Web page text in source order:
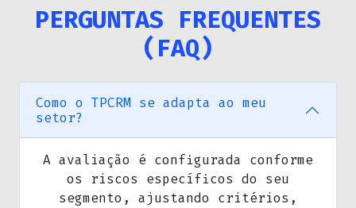
PERGUNTAS FREQUENTES
(FAQ)
Como o TPCRM se adapta ao meu
setor?
A avaliação é configurada conforme
os riscos específicos do seu
segmento, ajustando critérios,